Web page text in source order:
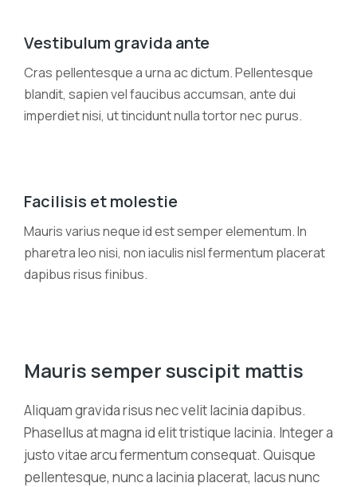
Vestibulum gravida ante
Cras pellentesque a urna ac dictum. Pellentesque
blandit, sapien vel faucibus accumsan, ante dui
imperdiet nisi, ut tincidunt nulla tortor nec purus.
Facilisis et molestie
Mauris varius neque id est semper elementum. In
pharetra leo nisi, non iaculis nisl fermentum placerat
dapibus risus finibus.
Mauris semper suscipit mattis
Aliquam gravida risus nec velit lacinia dapibus.
Phasellus at magna id elit tristique lacinia. Integer a
justo vitae arcu fermentum consequat. Quisque
pellentesque, nunc a lacinia placerat, lacus nunc